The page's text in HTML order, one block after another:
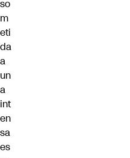
so
m
eti
da
a
un
a
int
en
sa
es